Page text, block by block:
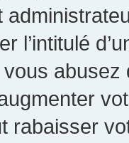
l’intitulé
vous
rabaisser